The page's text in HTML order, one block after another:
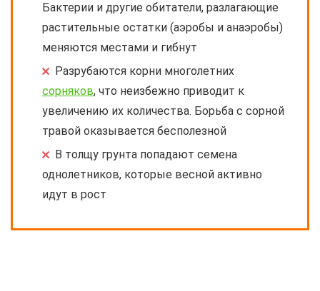
Бактерии и другие обитатели, разлагающие
растительные остатки (аэробы и анаэробы)
меняются местами и гибнут
Разрубаются корни многолетних
сорняков, что неизбежно приводит к
увеличению их количества. Борьба с сорной
травой оказывается бесполезной
В толщу грунта попадают семена
однолетников, которые весной активно
идут в рост